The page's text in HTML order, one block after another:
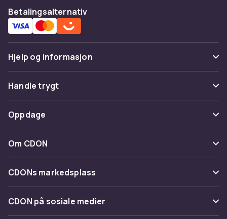
Betalingsalternativ
Hjelp og informasjon
Vanlige spørsmål
Spor pakke
Angre & returner her
Kontakt oss
Handle trygt
Betaling
Levering
Tilbakekallinger
Oppdage
Kategorier
Varemerker
Om CDON
Om oss
Kundeanmeldelser
Jobbe på CDON
CDONs markedsplass
Merchant Help Center
CDON på sosiale medier